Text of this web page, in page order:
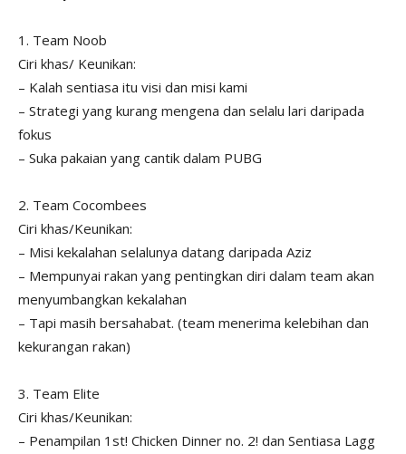
1. Team Noob
Ciri khas/ Keunikan:
– Kalah sentiasa itu visi dan misi kami
– Strategi yang kurang mengena dan selalu lari daripada
fokus
– Suka pakaian yang cantik dalam PUBG
2. Team Cocombees
Ciri khas/Keunikan:
– Misi kekalahan selalunya datang daripada Aziz
– Mempunyai rakan yang pentingkan diri dalam team akan
menyumbangkan kekalahan
– Tapi masih bersahabat. (team menerima kelebihan dan
kekurangan rakan)
3. Team Elite
Ciri khas/Keunikan:
– Penampilan 1st! Chicken Dinner no. 2! dan Sentiasa Lagg